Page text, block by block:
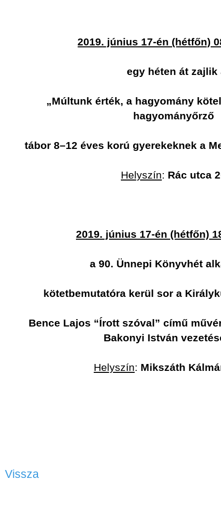
2019. június 17-én (hétfőn)
egy héten át zajlik
„Múltunk érték, a hagyomány
hagyományőrző
tábor 8–12 éves korú gyerekeknek a
Helyszín: Rác utca
2019. június 17-én (hétfőn)
a 90. Ünnepi Könyvhét
kötetbemutatóra kerül sor a
Bence Lajos “Írott szóval” című
Bakonyi István
Helyszín: Mikszáth
Vissza